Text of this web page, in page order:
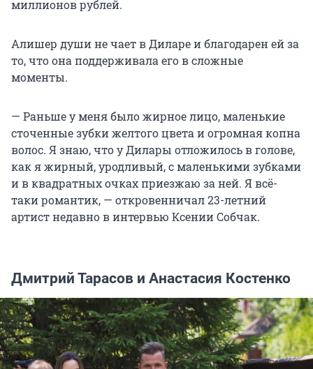
миллионов рублей.
Алишер души не чает в Диларе и благодарен ей за
то, что она поддерживала его в сложные
моменты.
— Раньше у меня было жирное лицо, маленькие
сточенные зубки желтого цвета и огромная копна
волос. Я знаю, что у Дилары отложилось в голове,
как я жирный, уродливый, с маленькими зубками
и в квадратных очках приезжаю за ней. Я всё-
таки романтик, — откровенничал 23-летний
артист недавно в интервью Ксении Собчак.
Дмитрий Тарасов и Анастасия Костенко